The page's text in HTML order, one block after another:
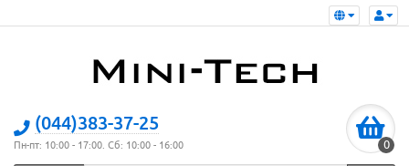
(044)383-37-25
Пн-пт: 10:00 - 17:00. Сб: 10:00 - 16:00 0